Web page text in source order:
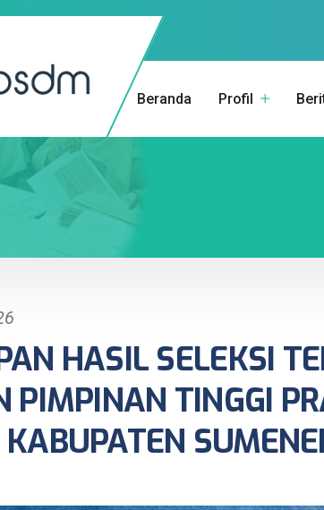
Beranda Profil
HASIL SELEKSI
PIMPINAN TINGGI
KABUPATEN